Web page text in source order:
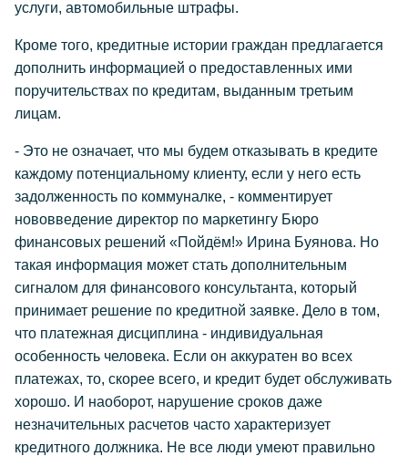
услуги, автомобильные штрафы.
Кроме того, кредитные истории граждан предлагается
дополнить информацией о предоставленных ими
поручительствах по кредитам, выданным третьим
лицам.
- Это не означает, что мы будем отказывать в кредите
каждому потенциальному клиенту, если у него есть
задолженность по коммуналке, - комментирует
нововведение директор по маркетингу Бюро
финансовых решений «Пойдём!» Ирина Буянова. Но
такая информация может стать дополнительным
сигналом для финансового консультанта, который
принимает решение по кредитной заявке. Дело в том,
что платежная дисциплина - индивидуальная
особенность человека. Если он аккуратен во всех
платежах, то, скорее всего, и кредит будет обслуживать
хорошо. И наоборот, нарушение сроков даже
незначительных расчетов часто характеризует
кредитного должника. Не все люди умеют правильно